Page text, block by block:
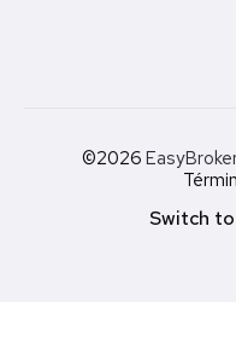
©2026
Switch